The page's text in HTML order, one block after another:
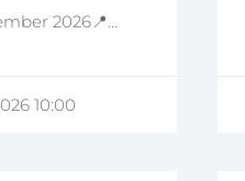
2026📍...
10:00